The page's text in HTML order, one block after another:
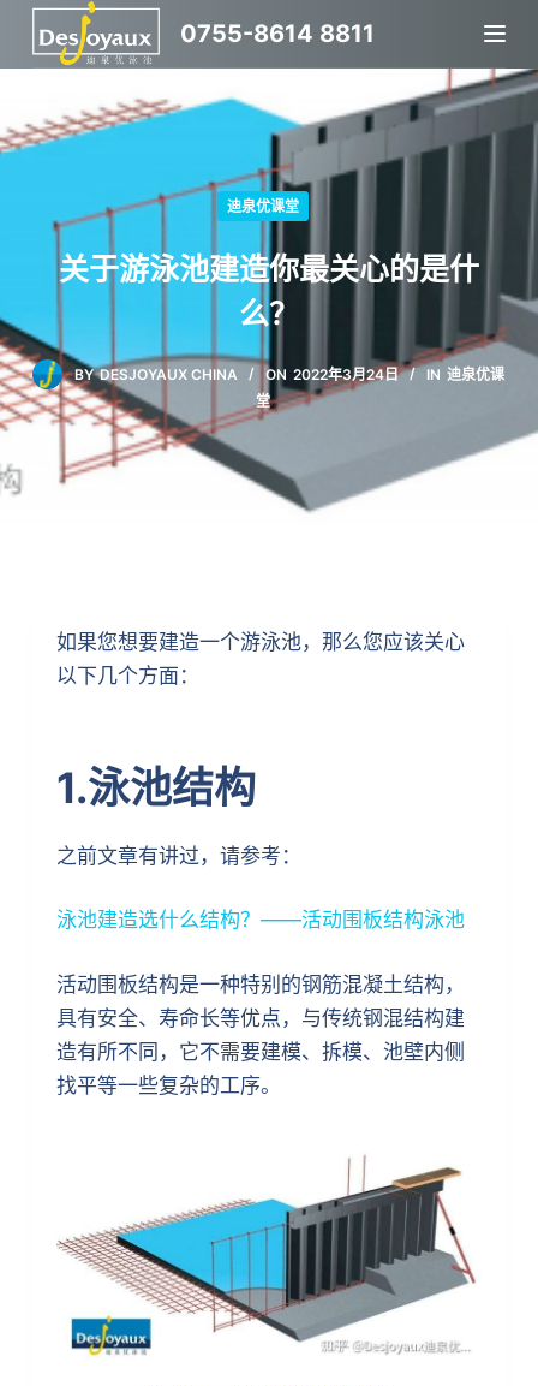
跳
过
容
0755-8614 8811
迪泉优课堂
关于游泳池建造你最关心的是什
么？
BY DESJOYAUX CHINA ON 2022年3月24日 IN 迪泉优课
堂
如果您想要建造一个游泳池，那么您应该关心
以下几个方面：
1.泳池结构
之前文章有讲过，请参考：
泳池建造选什么结构？——活动围板结构泳池
活动围板结构是一种特别的钢筋混凝土结构，
具有安全、寿命长等优点，与传统钢混结构建
造有所不同，它不需要建模、拆模、池壁内侧
找平等一些复杂的工序。